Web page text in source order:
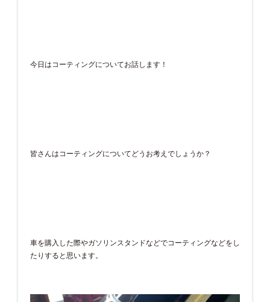
今日はコーティングについてお話します！
皆さんはコーティングについてどうお考えでしょうか？
車を購入した際やガソリンスタンドなどでコーティングなどをし
たりすると思います。